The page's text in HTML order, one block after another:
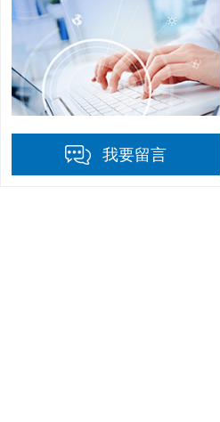
我要留言